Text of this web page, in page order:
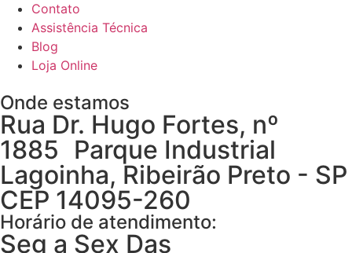
Contato
Assistência Técnica
Blog
Loja Online
Onde estamos
Rua Dr. Hugo Fortes, nº
1885 Parque Industrial
Lagoinha, Ribeirão Preto - SP
CEP 14095-260
Horário de atendimento:
Seg a Sex Das